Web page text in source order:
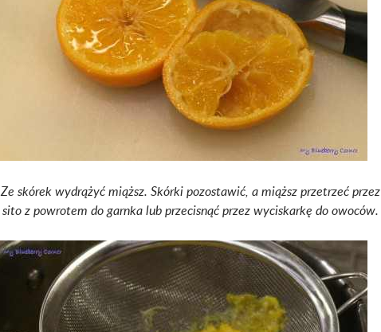
Ze skórek wydrążyć miąższ. Skórki pozostawić, a miąższ przetrzeć przez
sito z powrotem do garnka lub przecisnąć przez wyciskarkę do owoców.